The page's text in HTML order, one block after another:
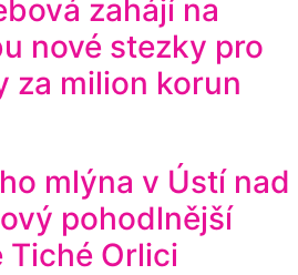
zahájí na
nové stezky pro
za milion korun
mlýna v Ústí nad
pohodlnější
Tiché Orlici